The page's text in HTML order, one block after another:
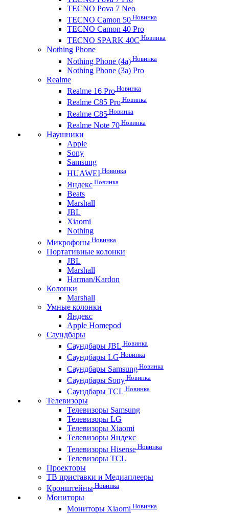
TECNO Pova 7 Neo
TECNO Camon 50 Новинка
TECNO Camon 40 Pro
TECNO SPARK 40C Новинка
Nothing Phone
Nothing Phone (4a) Новинка
Nothing Phone (3a) Pro
Realme
Realme 16 Pro Новинка
Realme C85 Pro Новинка
Realme C85 Новинка
Realme Note 70 Новинка
Наушники
Apple
Sony
Samsung
HUAWEI Новинка
Яндекс Новинка
Beats
Marshall
JBL
Xiaomi
Nothing
Микрофоны Новинка
Портативные колонки
JBL
Marshall
Harman/Kardon
Колонки
Marshall
Умные колонки
Яндекс
Apple Homepod
Саундбары
Саундбары JBL Новинка
Саундбары LG Новинка
Саундбары Samsung Новинка
Саундбары Sony Новинка
Саундбары TCL Новинка
Телевизоры
Телевизоры Samsung
Телевизоры LG
Телевизоры Xiaomi
Телевизоры Яндекс
Телевизоры Hisense Новинка
Телевизоры TCL
Проекторы
ТВ приставки и Медиаплееры
Кронштейны Новинка
Мониторы
Мониторы Xiaomi Новинка